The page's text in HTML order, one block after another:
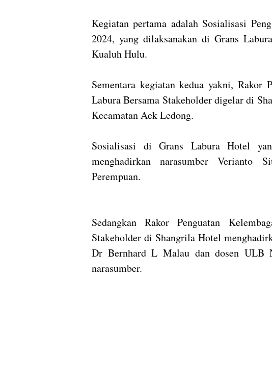
Kegiatan pertama adalah Sosialisasi
2024, yang dilaksanakan di Grans
Kualuh Hulu.
Sementara kegiatan kedua yakni, Rakor
Labura Bersama Stakeholder digelar di
Kecamatan Aek Ledong.
Sosialisasi di Grans Labura Hotel
menghadirkan narasumber Verianto
Perempuan.
Sedangkan Rakor Penguatan
Stakeholder di Shangrila Hotel
Dr Bernhard L Malau dan dosen ULB
narasumber.